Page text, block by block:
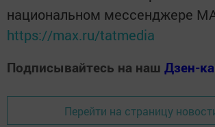
национальном мессенджере
https://max.ru/tatmedia
Подписывайтесь на наш Дзен-
Перейти на страницу